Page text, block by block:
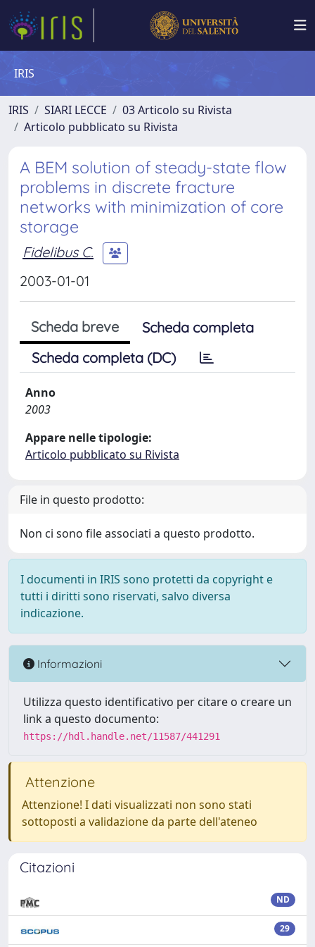
IRIS
IRIS SIARI LECCE
03 Articolo su Rivista
Articolo pubblicato su Rivista
A BEM solution of steady-state flow
problems in discrete fracture
networks with minimization of core
storage
Fidelibus C.
2003-01-01
Scheda breve
Scheda completa
Scheda completa (DC)
Anno
2003
Appare nelle tipologie:
Articolo pubblicato su Rivista
File in questo prodotto:
Non ci sono file associati a questo prodotto.
I documenti in IRIS sono protetti da copyright e
tutti i diritti sono riservati, salvo diversa
indicazione.
Informazioni
Utilizza questo identificativo per citare o creare un
link a questo documento:
https://hdl.handle.net/11587/441291
Attenzione
Attenzione! I dati visualizzati non sono stati
sottoposti a validazione da parte dell'ateneo
Citazioni
ND
29